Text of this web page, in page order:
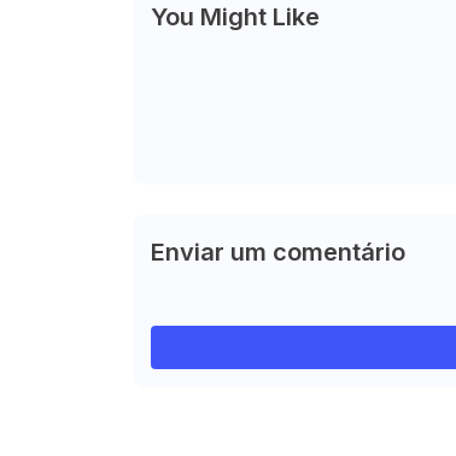
You Might Like
Enviar um comentário